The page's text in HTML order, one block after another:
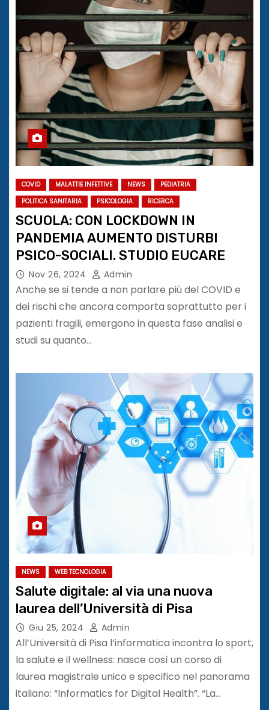
COVID MALATTIE INFETTIVE NEWS
PEDIATRIA
POLITICA SANITARIA
PSICOLOGIA RICERCA
SCUOLA: CON LOCKDOWN IN
PANDEMIA AUMENTO DISTURBI
PSICO-SOCIALI. STUDIO EUCARE
Nov 26, 2024 Admin
Anche se si tende a non parlare più del COVID e
dei rischi che ancora comporta soprattutto per i
pazienti fragili, emergono in questa fase analisi e
studi su quanto…
NEWS WEB TECNOLOGIA
Salute digitale: al via una nuova
laurea dell’Università di Pisa
Giu 25, 2024 Admin
All’Università di Pisa l’informatica incontra lo sport,
la salute e il wellness: nasce così un corso di
laurea magistrale unico e specifico nel panorama
italiano: “Informatics for Digital Health”. “La…